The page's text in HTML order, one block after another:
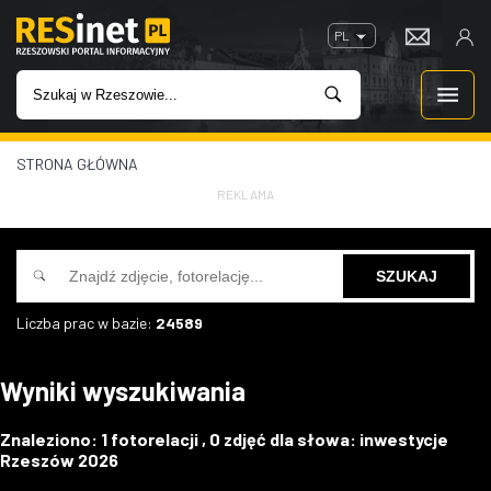
PL
WIADOMOŚCI
INWESTYCJE
IMPREZY
W KINACH
GASTRONOMIA
STRONA GŁÓWNA
REKLAMA
Liczba prac w bazie: 24589
Wyniki wyszukiwania
Znaleziono: 1 fotorelacji , 0 zdjęć dla słowa: inwestycje
Rzeszów 2026
Budowa kładki
nad rzeką Strug